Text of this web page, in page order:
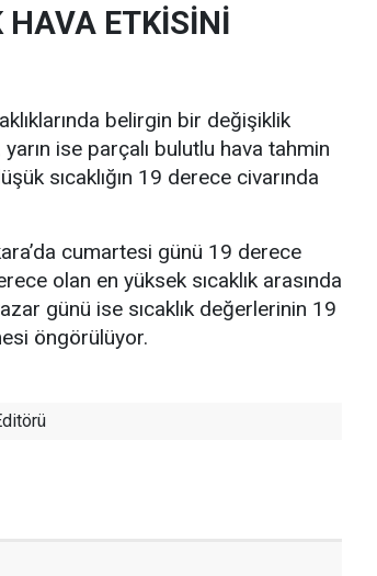
HAVA ETKİSİNİ
belirgin bir değişiklik
ise parçalı bulutlu hava tahmin
sıcaklığın 19 derece civarında
cumartesi günü 19 derece
olan en yüksek sıcaklık arasında
günü ise sıcaklık değerlerinin 19
öngörülüyor.